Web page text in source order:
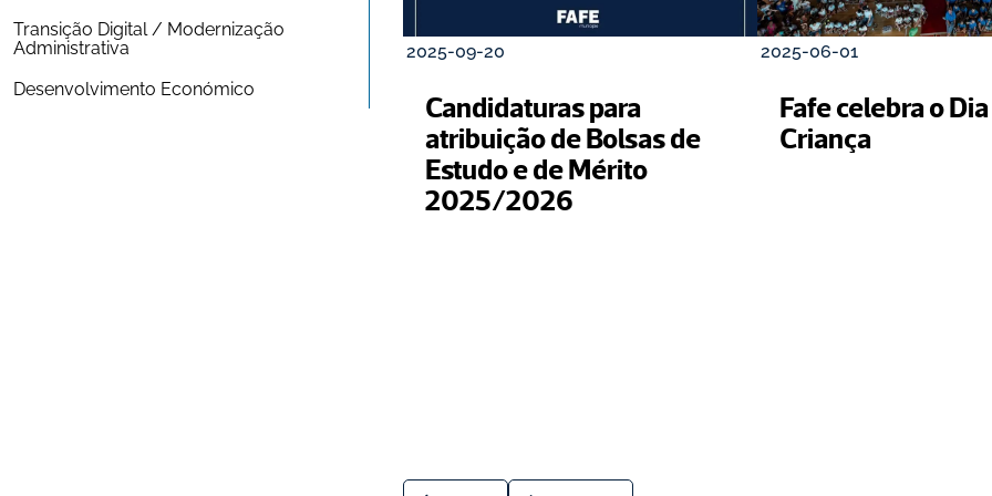
Transição Digital / Modernização
Administrativa
Desenvolvimento Económico
2025-09-20
Candidaturas para
atribuição de Bolsas de
Estudo e de Mérito
2025/2026
2025-06-01
Fafe celebra o
Criança